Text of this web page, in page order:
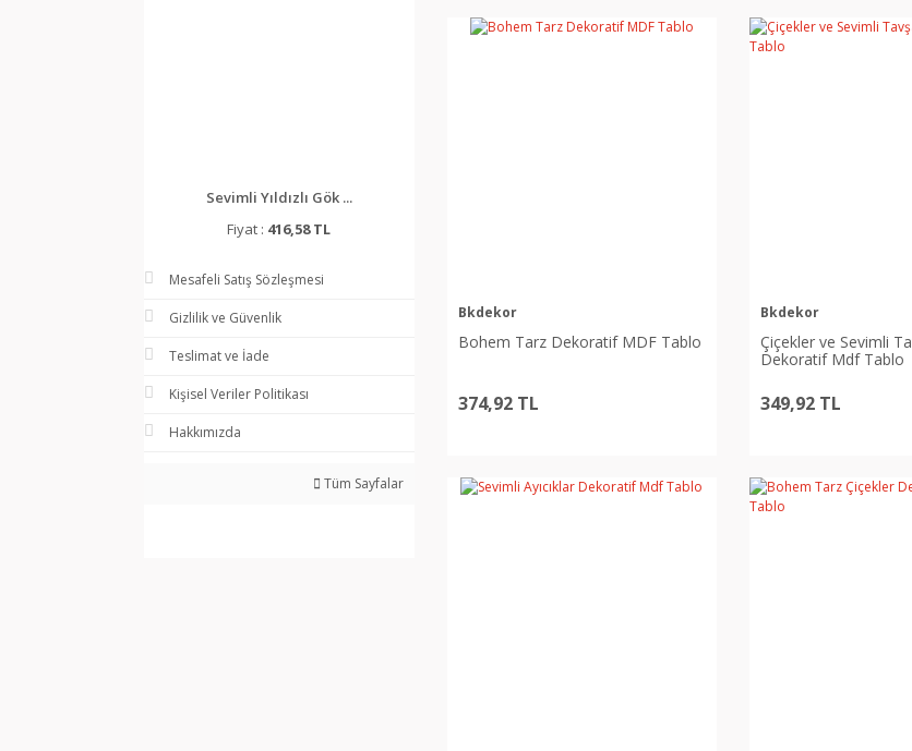
Sevimli Yıldızlı Gök ...
Fiyat : 416,58 TL
Mesafeli Satış Sözleşmesi
Gizlilik ve Güvenlik
Teslimat ve İade
Kişisel Veriler Politikası
Hakkımızda
Tüm Sayfalar
Bkdekor
Bohem Tarz Dekoratif MDF Tablo
374,92 TL
Bkdekor
Çiçekler ve Sevimli
Dekoratif Mdf Tablo
349,92 TL